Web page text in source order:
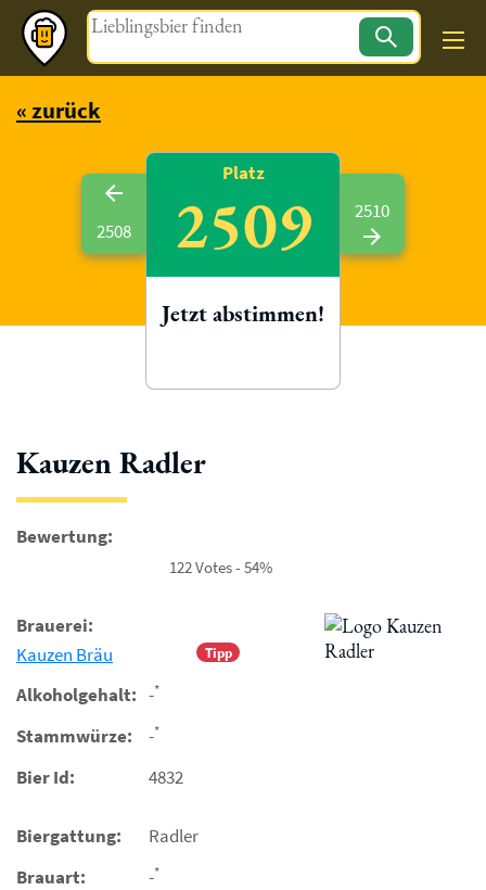
Magazin
« zurück
Kauzen Radler
Bewertung:
122 Votes - 54%
Brauerei:
Tipp
Kauzen Bräu
Alkoholgehalt: -*
Stammwürze: -*
Bier Id: 4832
Biergattung:
Radler
Brauart:
-*
2508
Platz
2509
Jetzt abstimmen!
2510